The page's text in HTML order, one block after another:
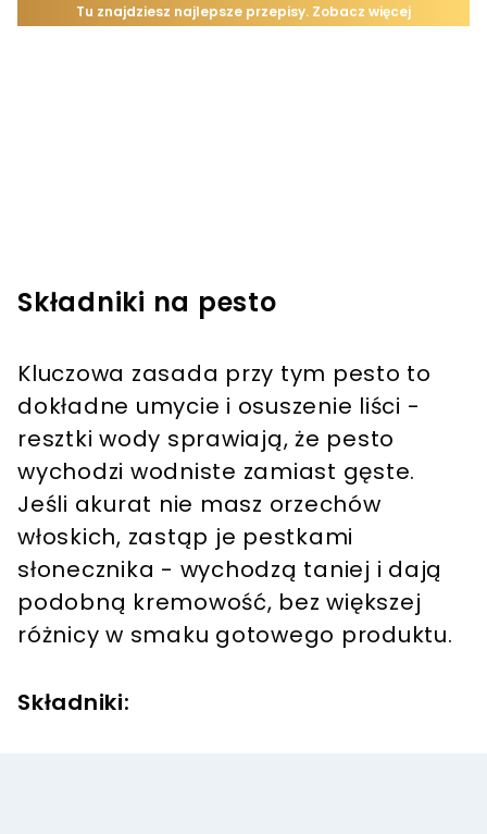
Składniki na pesto
Kluczowa zasada przy tym pesto to
dokładne umycie i osuszenie liści -
resztki wody sprawiają, że pesto
wychodzi wodniste zamiast gęste.
Jeśli akurat nie masz orzechów
włoskich, zastąp je pestkami
słonecznika - wychodzą taniej i dają
podobną kremowość, bez większej
różnicy w smaku gotowego produktu.
Składniki: